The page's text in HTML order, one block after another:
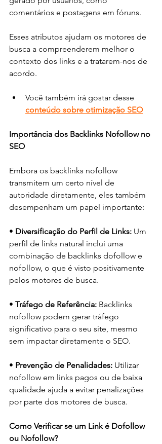
comentários e postagens em fóruns.
Esses atributos ajudam os motores de
busca a compreenderem melhor o
contexto dos links e a tratarem-nos de
acordo.
Você também irá gostar desse
conteúdo sobre otimização SEO
Importância dos Backlinks Nofollow no
SEO
Embora os backlinks nofollow
transmitem um certo nível de
autoridade diretamente, eles também
desempenham um papel importante:
• Diversificação do Perfil de Links: Um
perfil de links natural inclui uma
combinação de backlinks dofollow e
nofollow, o que é visto positivamente
pelos motores de busca.
• Tráfego de Referência: Backlinks
nofollow podem gerar tráfego
significativo para o seu site, mesmo
sem impactar diretamente o SEO.
• Prevenção de Penalidades: Utilizar
nofollow em links pagos ou de baixa
qualidade ajuda a evitar penalizações
por parte dos motores de busca.
Como Verificar se um Link é Dofollow
ou Nofollow?